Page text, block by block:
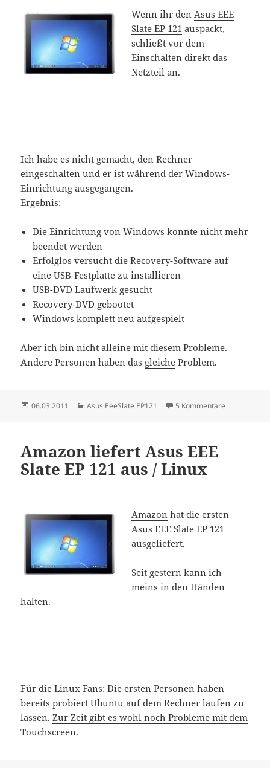
Wenn ihr den Asus EEE
Slate EP 121 auspackt,
schließt vor dem
Einschalten direkt das
Netzteil an.
Ich habe es nicht gemacht, den Rechner
eingeschalten und er ist während der Windows-
Einrichtung ausgegangen.
Ergebnis:
Die Einrichtung von Windows konnte nicht mehr
beendet werden
Erfolglos versucht die Recovery-Software auf
eine USB-Festplatte zu installieren
USB-DVD Laufwerk gesucht
Recovery-DVD gebootet
Windows komplett neu aufgespielt
Aber ich bin nicht alleine mit diesem Probleme.
Andere Personen haben das gleiche Problem.
Veröffentlicht
06.03.2011 Kategorien
Asus EeeSlate EP121 5 Kommentare
Amazon liefert Asus EEE
Slate EP 121 aus / Linux
Amazon hat die ersten
Asus EEE Slate EP 121
ausgeliefert.
Seit gestern kann ich
meins in den Händen
halten.
Für die Linux Fans: Die ersten Personen haben
bereits probiert Ubuntu auf dem Rechner laufen zu
lassen.Zur Zeit gibt es wohl noch Probleme mit dem
Touchscreen.